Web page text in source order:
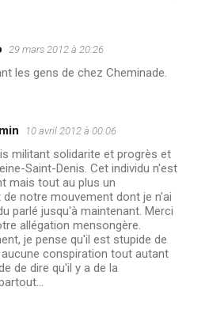
29 mars 2012 à 20:26
les gens de chez Cheminade.
10 avril 2012 à 00:06
militant solidarite et progrès et
Saint-Denis. Cet individu n'est
mais tout au plus un
notre mouvement dont je n'ai
parlé jusqu'à maintenant. Merci
allégation mensongère.
je pense qu'il est stupide de
aucune conspiration tout autant
de dire qu'il y a de la